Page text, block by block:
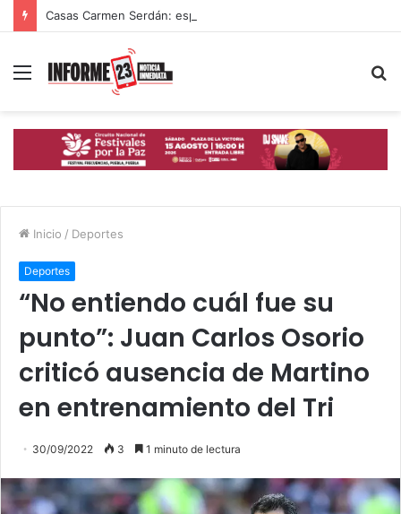
Menú
Inicio / Deportes
Deportes
“No entiendo cuál fue su
punto”: Juan Carlos Osorio
criticó ausencia de Martino
en entrenamiento del Tri
30/09/2022 3 1 minuto de lectura